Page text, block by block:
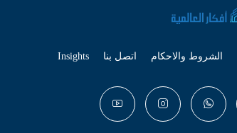
الشروط والاحكام اتصل بنا Insights